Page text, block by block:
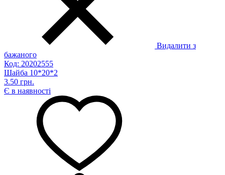
Видалити з
бажаного
Код: 20202555
Шайба 10*20*2
3.50 грн.
Є в наявності